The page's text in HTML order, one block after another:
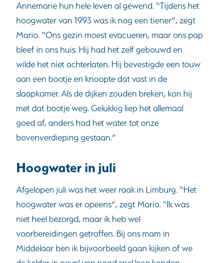
Annemarie hun hele leven al gewend. “Tijdens het
hoogwater van 1993 was ik nog een tiener”, zegt
Mario. “Ons gezin moest evacueren, maar ons pap
bleef in ons huis. Hij had het zelf gebouwd en
wilde het niet achterlaten. Hij bevestigde een touw
aan een bootje en knoopte dat vast in de
slaapkamer. Als de dijken zouden breken, kon hij
met dat bootje weg. Gelukkig liep het allemaal
goed af, anders had het water tot onze
bovenverdieping gestaan.”
Hoogwater in juli
Afgelopen juli was het weer raak in Limburg. “Het
hoogwater was er opeens”, zegt Mario. “Ik was
niet heel bezorgd, maar ik heb wel
voorbereidingen getroffen. Bij ons mam in
Middelaar ben ik bijvoorbeeld gaan kijken of we